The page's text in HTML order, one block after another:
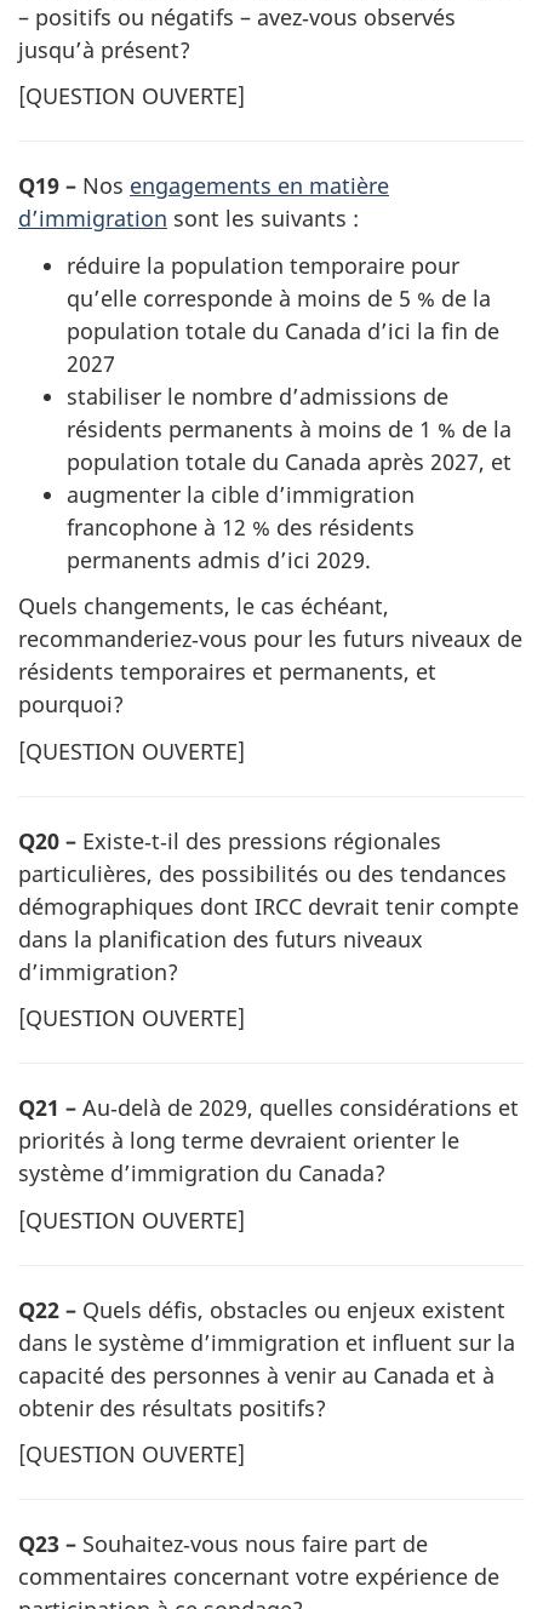
– positifs ou négatifs – avez‑vous observés
jusqu’à présent?
[QUESTION OUVERTE]
Q19 – Nos engagements en matière
d’immigration sont les suivants :
réduire la population temporaire pour
qu’elle corresponde à moins de 5 % de la
population totale du Canada d’ici la fin de
2027
stabiliser le nombre d’admissions de
résidents permanents à moins de 1 % de la
population totale du Canada après 2027, et
augmenter la cible d’immigration
francophone à 12 % des résidents
permanents admis d’ici 2029.
Quels changements, le cas échéant,
recommanderiez‑vous pour les futurs niveaux de
résidents temporaires et permanents, et
pourquoi?
[QUESTION OUVERTE]
Q20 – Existe‑t‑il des pressions régionales
particulières, des possibilités ou des tendances
démographiques dont IRCC devrait tenir compte
dans la planification des futurs niveaux
d’immigration?
[QUESTION OUVERTE]
Q21 – Au‑delà de 2029, quelles considérations et
priorités à long terme devraient orienter le
système d’immigration du Canada?
[QUESTION OUVERTE]
Q22 – Quels défis, obstacles ou enjeux existent
dans le système d’immigration et influent sur la
capacité des personnes à venir au Canada et à
obtenir des résultats positifs?
[QUESTION OUVERTE]
Q23 – Souhaitez‑vous nous faire part de
commentaires concernant votre expérience de